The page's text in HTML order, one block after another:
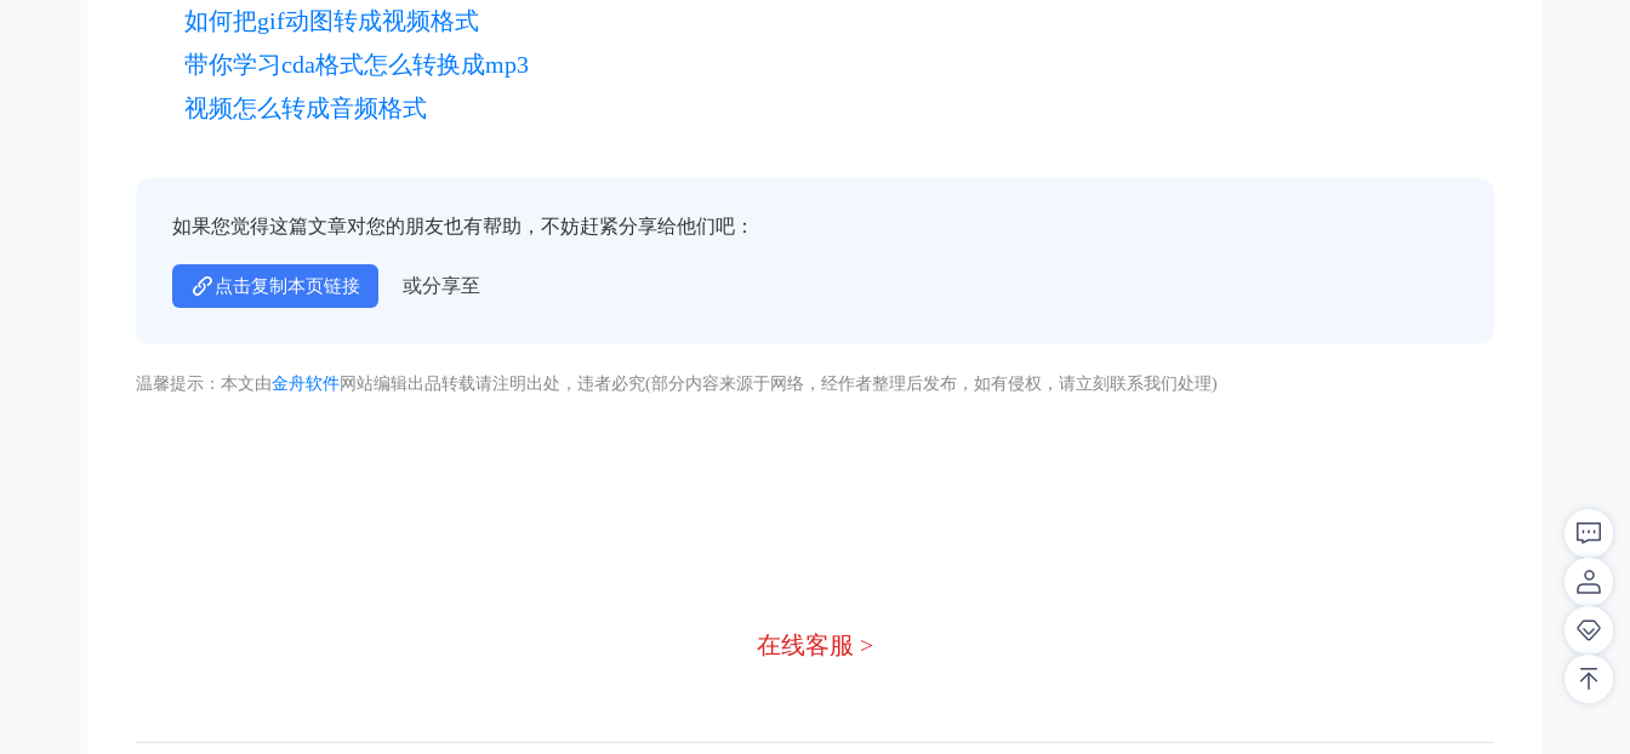
如何把gif动图转成视频格式
带你学习cda格式怎么转换成mp3
视频怎么转成音频格式
如果您觉得这篇文章对您的朋友也有帮助，不妨赶紧分享给他们吧：
点击复制本页链接 或分享至
温馨提示：本文由金舟软件网站编辑出品转载请注明出处，违者必究(部分内容来源于网络，经作者整理后发布，如有侵权，请立刻联系我们处理)
在线客服 >